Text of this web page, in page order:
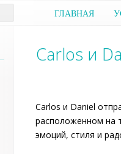
ГЛАВНАЯ
Carlos и
Carlos и Daniel
расположенном на
эмоций, стиля и